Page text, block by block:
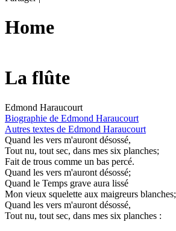
Home
La flûte
Edmond Haraucourt
Biographie de Edmond Haraucourt
Autres textes de Edmond Haraucourt
Quand les vers m'auront désossé,
Tout nu, tout sec, dans mes six planches;
Fait de trous comme un bas percé.
Quand les vers m'auront désossé;
Quand le Temps grave aura lissé
Mon vieux squelette aux maigreurs blanches;
Quand les vers m'auront désossé,
Tout nu, tout sec, dans mes six planches :